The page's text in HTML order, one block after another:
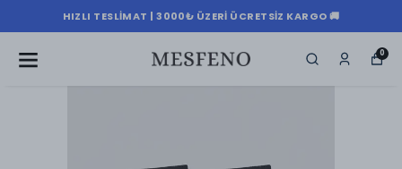
HIZLI TESLIMAT | 3000₺ ÜZERI ÜCRETSIZ KARGO 🚚
0